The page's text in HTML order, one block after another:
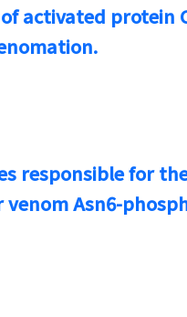
activated protein
responsible for
Asn6-